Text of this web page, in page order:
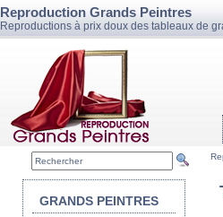
Reproduction Grands Peintres
Reproductions à prix doux des tableaux de
GRANDS PEINTRES